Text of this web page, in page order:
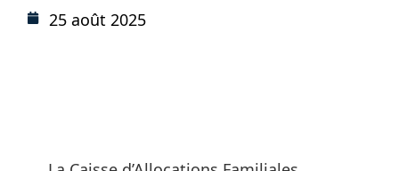
25 août 2025